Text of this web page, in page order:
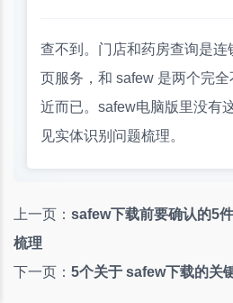
查不到。门店和药房查询是连
页服务，和 safew 是两个完
近而已。safew电脑版里没有
见实体识别问题梳理。
上一页： safew下载前要确认的5
梳理
下一页： 5个关于 safew下载的关